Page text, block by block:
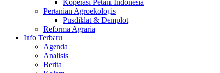
Koperasi Petani Indonesia
Pertanian Agroekologis
Pusdiklat & Demplot
Reforma Agraria
Info Terbaru
Agenda
Analisis
Berita